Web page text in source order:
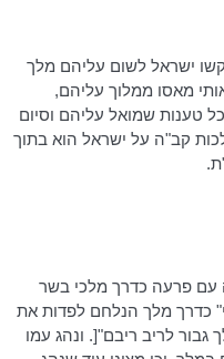
ישראל לשום עליהם מלך
מאסו ממלוך עליהם,
טענות שמואל עליהם וסיום
קב"ה על ישראל הוא בתוך
.
עם פרעה כדרך מלכי בשר
כדרך מלך הנלחם לפדות את
גבור לריב ריבם"[. ונהג עמו